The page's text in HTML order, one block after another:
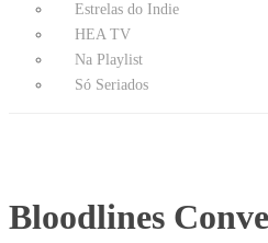
Estrelas do Indie
HEA TV
Na Playlist
Só Seriados
Bloodlines